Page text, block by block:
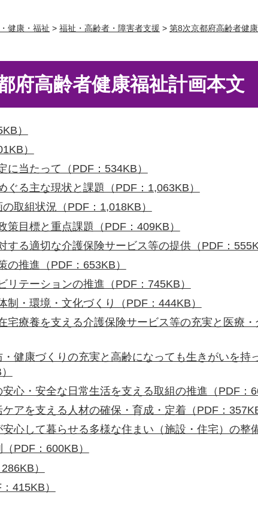
健康・福祉 > 福祉・高齢者・障害者支援 > 第8次京都府高齢者健
府高齢者健康福祉計画本文
）
）
に当たって（PDF：534KB）
ぐる主な現状と課題（PDF：1,063KB）
取組状況（PDF：1,018KB）
策目標と重点課題（PDF：409KB）
する適切な介護保険サービス等の提供（PDF：
の推進（PDF：653KB）
リテーションの推進（PDF：745KB）
制・環境・文化づくり（PDF：444KB）
宅療養を支える介護保険サービス等の充実と医療・
健康づくりの充実と高齢になっても生きがいを持
心・安全な日常生活を支える取組の推進（PDF：
アを支える人材の確保・育成・定着（PDF：357KB
心して暮らせる多様な住まい（施設・住宅）の整
PDF：600KB）
）
415KB）